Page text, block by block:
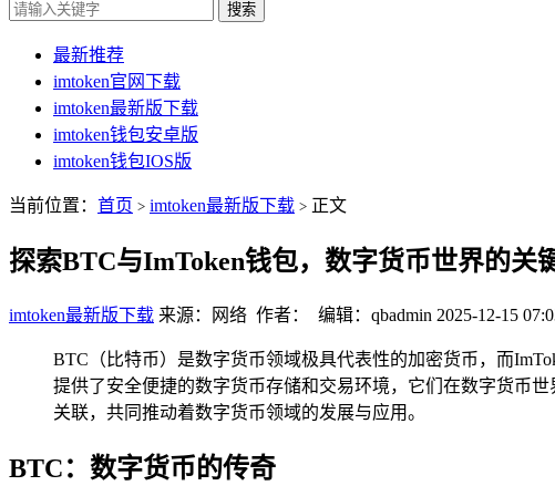
搜索
最新推荐
imtoken官网下载
imtoken最新版下载
imtoken钱包安卓版
imtoken钱包IOS版
当前位置： 首页 > imtoken最新版下载 > 正文
探索BTC与ImToken钱包，数字货币世界的关
imtoken最新版下载 来源：网络 作者： 编辑：qbadmin 2025-12-15
BTC（比特币）是数字货币领域极具代表性的加密货币，而
提供了安全便捷的数字货币存储和交易环境，它们在数字货币
关联，共同推动着数字货币领域的发展与应用。
BTC：数字货币的传奇